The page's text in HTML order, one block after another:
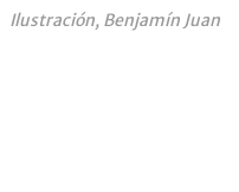
Ilustración, Benjamín Juan